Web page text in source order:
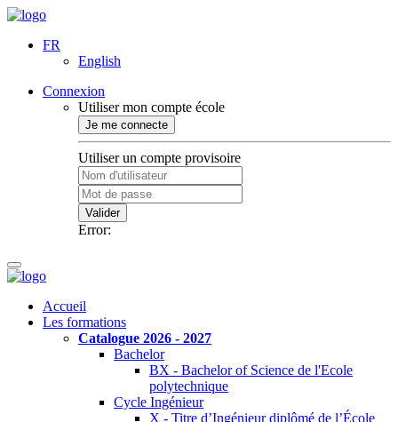
FR
English
Connexion
Utiliser mon compte école
Je me connecte
Utiliser un compte provisoire
Valider
Error:
Accueil
Les formations
Catalogue 2026 - 2027
Bachelor
BX - Bachelor of Science de l'Ecole
polytechnique
Cycle Ingénieur
X - Titre d’Ingénieur diplômé de l’École